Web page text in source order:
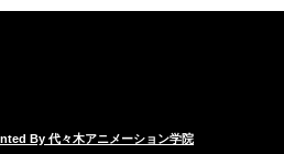
By 代々木アニメーション学院